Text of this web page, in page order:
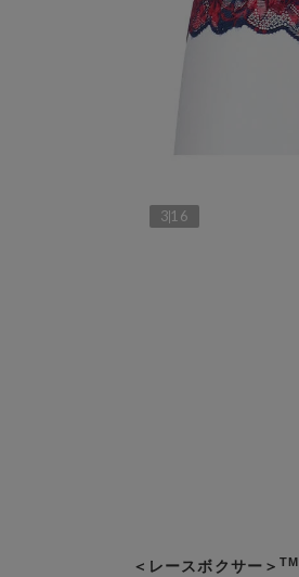
316
＜レースボクサー＞ TM